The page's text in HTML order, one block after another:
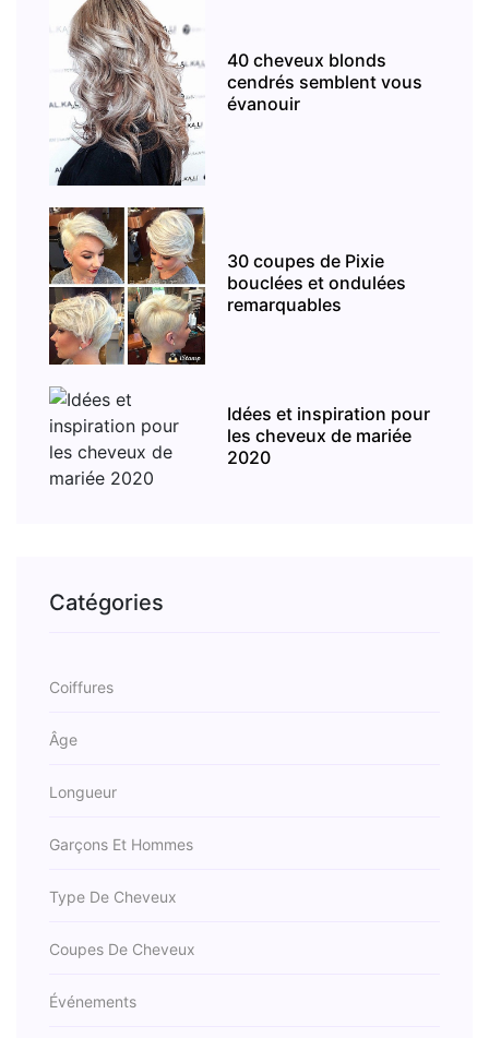
40 cheveux blonds
cendrés semblent vous
évanouir
30 coupes de Pixie
bouclées et ondulées
remarquables
Idées et inspiration pour
les cheveux de mariée
2020
Catégories
Coiffures
Âge
Longueur
Garçons Et Hommes
Type De Cheveux
Coupes De Cheveux
Événements